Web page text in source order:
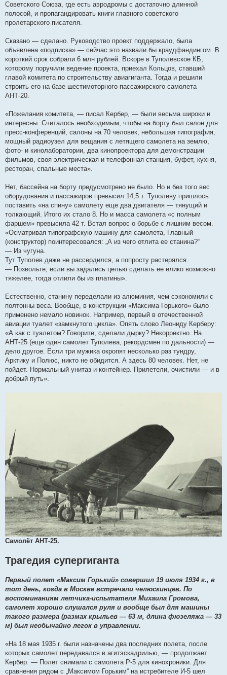
Советского Союза, где есть аэродромы с достаточно длинной
полосой, и пропагандировать книги главного советского
пролетарского писателя.
Сказано — сделано. Руководство проект поддержало, была
объявлена «подписка» — сейчас это назвали бы краудфандингом. В
короткий срок собрали 6 млн рублей. Вскоре в Туполевское КБ,
которому поручили ведение проекта, приехал Кольцов, ставший
главой комитета по строительству авиагиганта. Тогда и решили
строить его на базе шестимоторного пассажирского самолета
АНТ-20.
«Пожелания комитета, — писал Кербер, — были весьма широки и
интересны. Считалось необходимым, чтобы на борту был салон для
пресс-конференций, салоны на 70 человек, небольшая типография,
мощный радиоузел для вещания с летящего самолета на землю,
фото- и кинолаборатории, два кинопроектора для демонстрации
фильмов, своя электрическая и телефонная станция, буфет, кухня,
ресторан, спальные места».
Нет, бассейна на борту предусмотрено не было. Но и без того вес
оборудования и пассажиров превысил 14,5 т. Туполеву пришлось
поставить «на спину» самолету еще два двигателя — тянущий и
толкающий. Итого их стало 8. Но и масса самолета «с полным
фаршем» превысила 42 т. Встал вопрос о борьбе с лишним весом.
«Осматривая типографскую машину для самолета, Главный
(конструктор) поинтересовался: „А из чего отлита ее станина?“
— Из чугуна.
Тут Туполев даже не рассердился, а попросту растерялся.
— Позвольте, если вы задались целью сделать ее елико возможно
тяжелее, тогда отлили бы из платины».
Естественно, станину переделали из алюминия, чем сэкономили с
полтонны веса. Вообще, в конструкции «Максима Горького» было
применено немало новинок. Например, первый в отечественной
авиации туалет «замкнутого цикла». Опять слово Леониду Керберу:
«А как с туалетом? Говорите, сделали дырку? Некорректно. На
АНТ-25 (еще один самолет Туполева, рекордсмен по дальности) —
дело другое. Если три мужика окропят несколько раз тундру,
Арктику и Полюс, никто не обидится. А здесь 80 человек. Нет, не
пойдет. Нормальный унитаз и контейнер. Прилетели, очистили — и в
добрый путь».
Самолёт АНТ-25.
Трагедия супергиганта
Первый полет «Максим Горький» совершил 19 июля 1934 г., в
тот день, когда в Москве встречали челюскинцев. По
воспоминаниям летчика-испытателя Михаила Громова,
самолет хорошо слушался руля и вообще был для машины
такого размера (размах крыльев — 63 м, длина фюзеляжа — 33
м) был необычайно легок в управлении.
«На 18 мая 1935 г. были назначены два последних полета, после
которых самолет передавался в агитэскадрилью, — продолжает
Кербер. — Полет снимали с самолета Р-5 для кинохроники. Для
сравнения рядом с „Максимом Горьким“ на истребителе И-5 шел